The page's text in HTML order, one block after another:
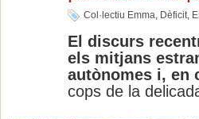
Col·lectiu Emma, Dèficit,
El discurs
els mitjans
autònomes i, en
cops de la